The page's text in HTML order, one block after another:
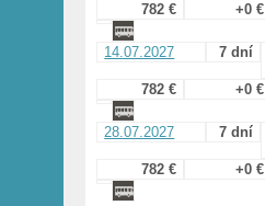
782 €
+0 €
14.07.2027 7 dní
782 €
+0 €
28.07.2027 7 dní
782 €
+0 €